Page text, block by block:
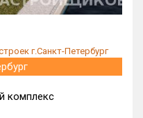
г.Санкт-Петербург
комплекс